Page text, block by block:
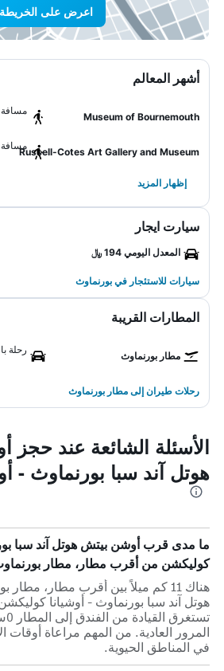
اعرض على الخريطة
أشهر المعالم
Museum of Bournemouth
مسافة مشي
Russell-Cotes Art Gallery and Museum
مسافة مشي
إظهار المزيد
سيارت ايجار
المعدل اليومي 194 ﷼
سيارات للاستئجار في بورنماوث
المطارات القريبة
مطار بورنماوث
رحلة
رحلات طيران إلى مطار بورنماوث
الأسئلة الشائعة عند
هوتل آند سبا بورنماوث -
ما مدى قرب أوشن بيتش هوتل آند سبا
كوليكشن من أقرب مطار، مطار
هناك 11 كم ميلاً بين أقرب مطار،
هوتل آند سبا بورنماوث - أوشيانا
المرور العادية. من المهم مراعاة أوقات
في المناطق الحيوية.